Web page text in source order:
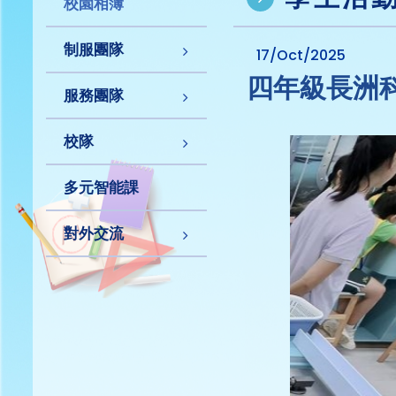
制服團隊
服務團隊
校隊
多元智能課
對外交流
17/Oct/2025
四年級長洲